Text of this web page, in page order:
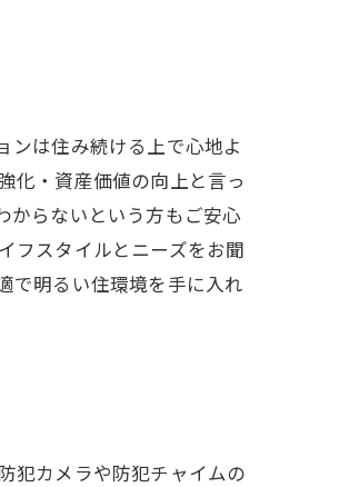
ンは住み続ける上で心地よ
化・資産価値の向上と言っ
からないという方もご安心
フスタイルとニーズをお聞
で明るい住環境を手に入れ
犯カメラや防犯チャイムの